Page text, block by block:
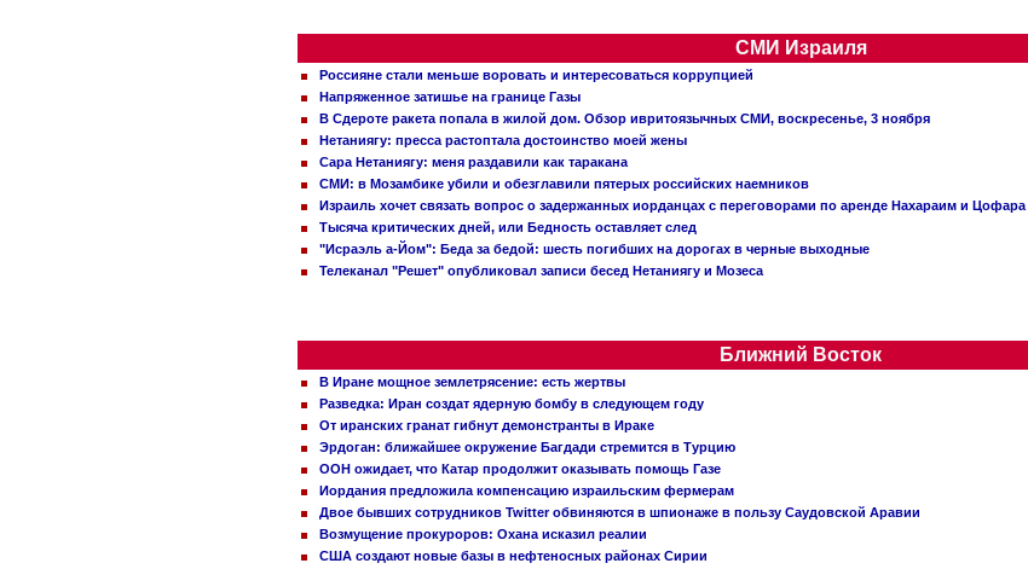
СМИ Израиля
Россияне стали меньше воровать и интересоваться коррупцией
Напряженное затишье на границе Газы
В Сдероте ракета попала в жилой дом. Обзор ивритоязычных СМИ, воскресенье, 3 ноября
Нетаниягу: пресса растоптала достоинство моей жены
Сара Нетаниягу: меня раздавили как таракана
СМИ: в Мозамбике убили и обезглавили пятерых российских наемников
Израиль хочет связать вопрос о задержанных иорданцах с переговорами по аренде Нахараим и Цофара
Тысяча критических дней, или Бедность оставляет след
"Исраэль а-Йом": Беда за бедой: шесть погибших на дорогах в черные выходные
Телеканал "Решет" опубликовал записи бесед Нетаниягу и Мозеса
Ближний Восток
В Иране мощное землетрясение: есть жертвы
Разведка: Иран создат ядерную бомбу в следующем году
От иранских гранат гибнут демонстранты в Ираке
Эрдоган: ближайшее окружение Багдади стремится в Турцию
ООН ожидает, что Катар продолжит оказывать помощь Газе
Иордания предложила компенсацию израильским фермерам
Двое бывших сотрудников Twitter обвиняются в шпионаже в пользу Саудовской Аравии
Возмущение прокуроров: Охана исказил реалии
США создают новые базы в нефтеносных районах Сирии